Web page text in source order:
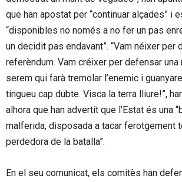
que han apostat per “continuar alçades” i
“disponibles no només a no fer un pas
un decidit pas endavant”. “Vam néixer per
referèndum. Vam créixer per defensar una
serem qui farà tremolar l’enemic i
tingueu cap dubte. Visca la terra lliure!”,
alhora que han advertit que l’Estat és una
malferida, disposada a tacar ferotgement
perdedora de la batalla”.
En el seu comunicat, els comitès han